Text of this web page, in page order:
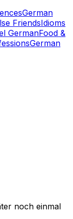
German
FriendsIdioms
GermanFood &
German
noch einmal